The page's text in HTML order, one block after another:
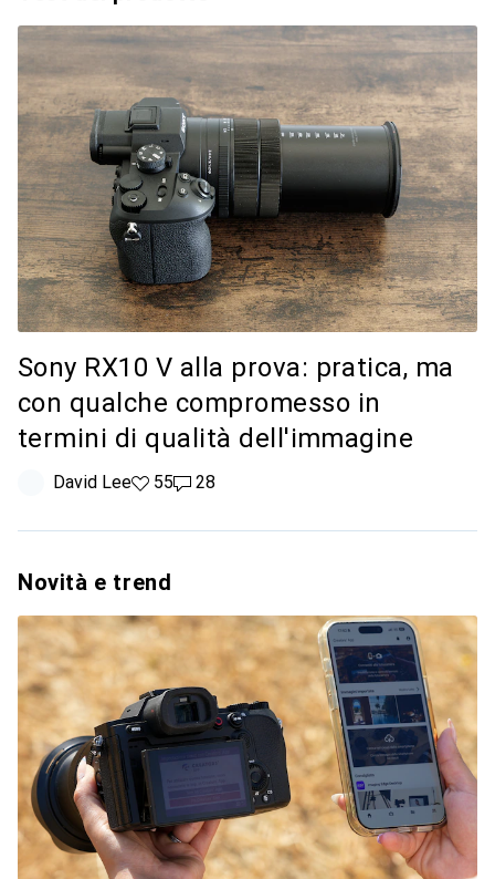
Sony RX10 V alla prova: pratica, ma
con qualche compromesso in
termini di qualità dell'immagine
David Lee55 like
5528 commenti
28
Novità e trend